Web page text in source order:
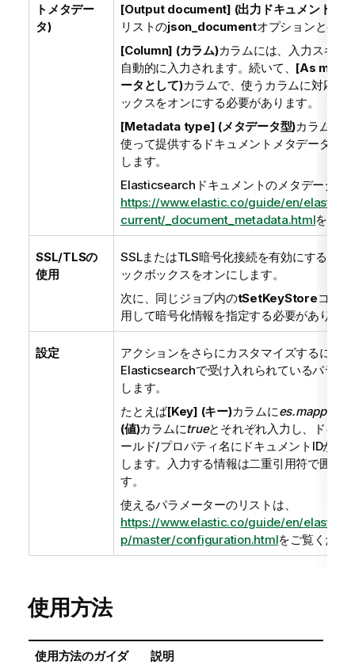
トメタデー
タ)
[Output document] (出力ドキュメント)
リストのjson_documentオプションと共に
[Column] (カラム)カラムには、入力スキー
自動的に入力されます。続いて、 [As
ータとして)カラムで、使うカラムに対応す
ックスをオンにする必要があります。
[Metadata type] (メタデータ型)カラムで
使って提供するドキュメントメタデータの
します。
Elasticsearchドキュメントのメタデータ型
https://www.elastic.co/guide/en/
current/_document_metadata.htmlをご覧
SSL/TLSの
使用
SSLまたはTLS暗号化接続を有効にする場合
ックボックスをオンにします。
次に、同じジョブ内のtSetKeyStoreコン
用して暗号化情報を指定する必要がありま
設定
アクションをさらにカスタマイズするには、
Elasticsearchで受け入れられているパラメ
します。
たとえば[Key] (キー)カラムに
(値)カラムにtrueとそれぞれ入力し、ドキュ
ールド/プロパティ名にドキュメントIDが含
します。入力する情報は二重引用符で囲む
す。
使えるパラメーターのリストは、
https://www.elastic.co/guide/en/
p/master/configuration.htmlをご覧くださ
使用方法
使用方法のガイダ
説明